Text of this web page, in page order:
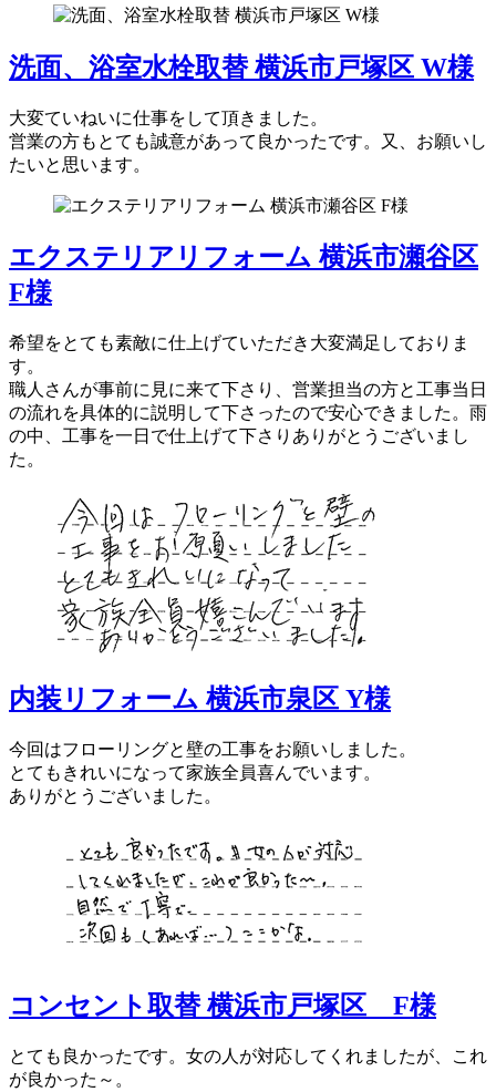
洗面、浴室水栓取替 横浜市戸塚区 W様
大変ていねいに仕事をして頂きました。
営業の方もとても誠意があって良かったです。又、お願いし
たいと思います。
エクステリアリフォーム 横浜市瀬谷区
F様
希望をとても素敵に仕上げていただき大変満足しておりま
す。
職人さんが事前に見に来て下さり、営業担当の方と工事当日
の流れを具体的に説明して下さったので安心できました。雨
の中、工事を一日で仕上げて下さりありがとうございまし
た。
内装リフォーム 横浜市泉区 Y様
今回はフローリングと壁の工事をお願いしました。
とてもきれいになって家族全員喜んでいます。
ありがとうございました。
コンセント取替 横浜市戸塚区 F様
とても良かったです。女の人が対応してくれましたが、これ
が良かった～。